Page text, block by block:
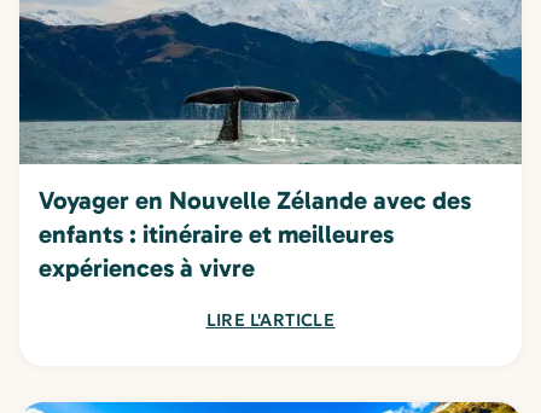
Voyager en Nouvelle Zélande avec des
enfants : itinéraire et meilleures
expériences à vivre
LIRE L'ARTICLE